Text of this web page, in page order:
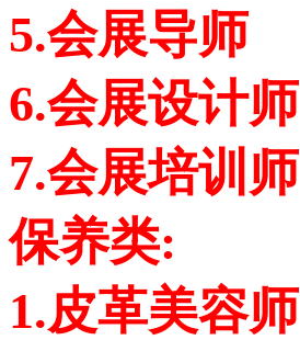
5.会展导师
6.会展设计师
7.会展培训师
保养类:
1.皮革美容师